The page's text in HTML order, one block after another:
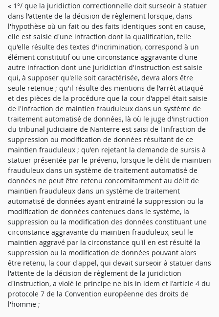
« 1°/ que la juridiction correctionnelle doit surseoir à statuer
dans l'attente de la décision de règlement lorsque, dans
l'hypothèse où un fait ou des faits identiques sont en cause,
elle est saisie d'une infraction dont la qualification, telle
qu'elle résulte des textes d'incrimination, correspond à un
élément constitutif ou une circonstance aggravante d'une
autre infraction dont une juridiction d'instruction est saisie
qui, à supposer qu'elle soit caractérisée, devra alors être
seule retenue ; qu'il résulte des mentions de l'arrêt attaqué
et des pièces de la procédure que la cour d'appel était saisie
de l'infraction de maintien frauduleux dans un système de
traitement automatisé de données, là où le juge d'instruction
du tribunal judiciaire de Nanterre est saisi de l'infraction de
suppression ou modification de données résultant de ce
maintien frauduleux ; qu'en rejetant la demande de sursis à
statuer présentée par le prévenu, lorsque le délit de maintien
frauduleux dans un système de traitement automatisé de
données ne peut être retenu concomitamment au délit de
maintien frauduleux dans un système de traitement
automatisé de données ayant entrainé la suppression ou la
modification de données contenues dans le système, la
suppression ou la modification des données constituant une
circonstance aggravante du maintien frauduleux, seul le
maintien aggravé par la circonstance qu'il en est résulté la
suppression ou la modification de données pouvant alors
être retenu, la cour d'appel, qui devait surseoir à statuer dans
l'attente de la décision de règlement de la juridiction
d'instruction, a violé le principe ne bis in idem et l'article 4 du
protocole 7 de la Convention européenne des droits de
l'homme ;